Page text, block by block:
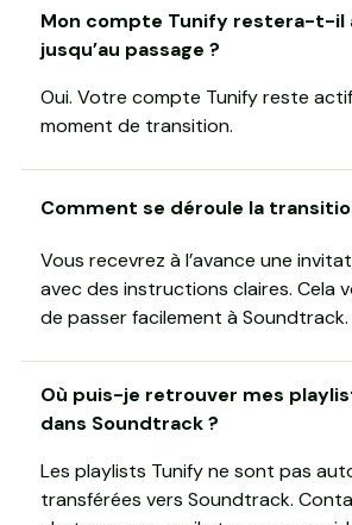
Mon compte Tunify restera-t-il
jusqu’au passage ?
Oui. Votre compte Tunify reste
moment de transition.
Comment se déroule la
Vous recevrez à l’avance une
avec des instructions claires. Cela
de passer facilement à Soundtrack.
Où puis-je retrouver mes
dans Soundtrack ?
Les playlists Tunify ne sont pas
transférées vers Soundtrack.